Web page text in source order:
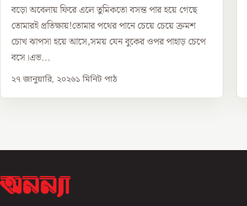
বড়ো অবেলায় ফিরে এলে তুমিকতো বসন্ত পার হয়ে গেছে
তোমারই প্রতিক্ষায়!তোমার পথের পানে চেয়ে চেয়ে ক্রমশ
চোখ ঝাপসা হয়ে আসে,সময় যেন বুকের ওপর পাহাড় চেপে
বসে।এভ...
২৭ জানুয়ারি, ২০২৬১ মিনিট পাঠ